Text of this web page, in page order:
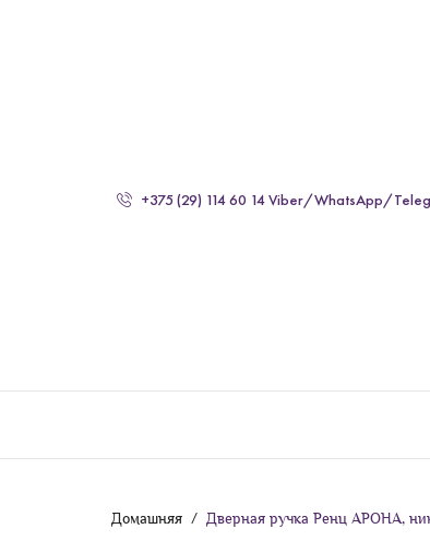
+375 (29) 114 60 14 Viber/WhatsApp/
Домашняя Дверная ручка Ренц АРОНА,